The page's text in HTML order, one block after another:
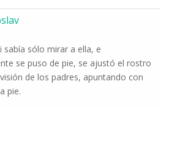
sabía sólo mirar a ella, e
se puso de pie, se ajustó el rostro
de los padres, apuntando con
pie.
naturaleza
la semana le informaremos sobre
más importantes que suceden
frente a las cámaras.